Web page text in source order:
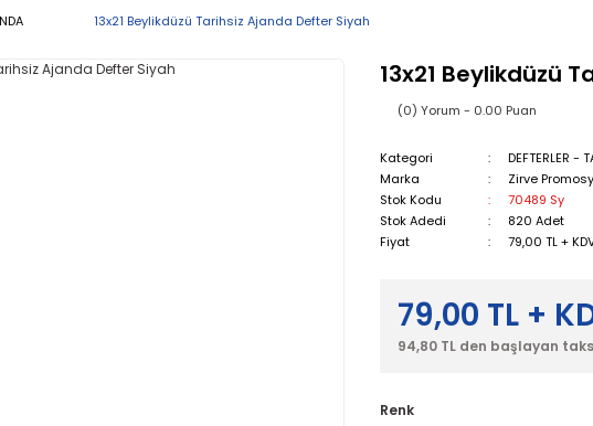
13x21 Beylikdüzü Tarihsiz Ajanda Defter Siyah
13x21 Beylikdüzü
(0) Yorum - 0.00 Puan
Kategori DEFTERLER -
Marka
Zirve
Stok Kodu
70489 Sy
Stok Adedi
820 Adet
Fiyat
79,00 TL +
79,00 TL +
94,80 TL den başlayan
Renk